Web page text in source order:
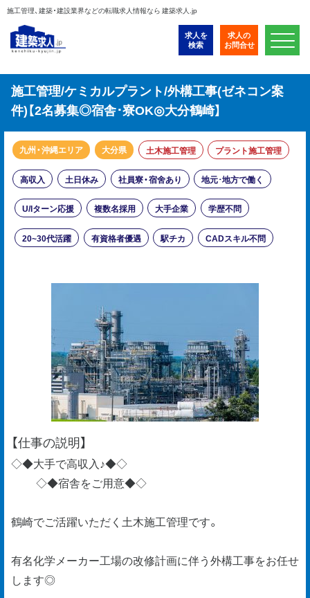
施工管理、建築・建設業界などの転職求人情報なら 建築求人.jp
求人を
検索
求人の
お問合せ
施工管理/ケミカルプラント/外構工事(ゼネコン案
件)【2名募集◎宿舎･寮OK◎大分鶴崎】
九州・沖縄エリア 大分県 土木施工管理 プラント施工管理
高収入 土日休み 社員寮・宿舍あり 地元･地方で働く
U/Iターン応援 複数名採用 大手企業 学歴不問
20~30代活躍 有資格者優遇 駅チカ CADスキル不問
【仕事の説明】
◇◆大手で高収入♪◆◇
◇◆宿舎をご用意◆◇
鶴崎でご活躍いただく土木施工管理です。
有名化学メーカー工場の改修計画に伴う外構工事をお任せ
します◎